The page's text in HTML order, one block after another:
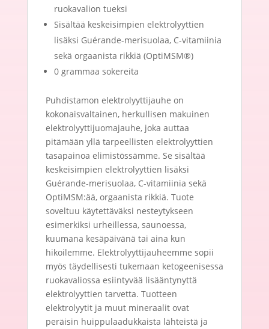
ruokavalion tueksi
Sisältää keskeisimpien elektrolyyttien
lisäksi Guérande-merisuolaa, C-vitamiinia
sekä orgaanista rikkiä (OptiMSM®)
0 grammaa sokereita
Puhdistamon elektrolyyttijauhe on
kokonaisvaltainen, herkullisen makuinen
elektrolyyttijuomajauhe, joka auttaa
pitämään yllä tarpeellisten elektrolyyttien
tasapainoa elimistössämme. Se sisältää
keskeisimpien elektrolyyttien lisäksi
Guérande-merisuolaa, C-vitamiinia sekä
OptiMSM:ää, orgaanista rikkiä. Tuote
soveltuu käytettäväksi nesteytykseen
esimerkiksi urheillessa, saunoessa,
kuumana kesäpäivänä tai aina kun
hikoilemme. Elektrolyyttijauheemme sopii
myös täydellisesti tukemaan ketogeenisessa
ruokavaliossa esiintyvää lisääntynyttä
elektrolyyttien tarvetta. Tuotteen
elektrolyytit ja muut mineraalit ovat
peräisin huippulaadukkaista lähteistä ja